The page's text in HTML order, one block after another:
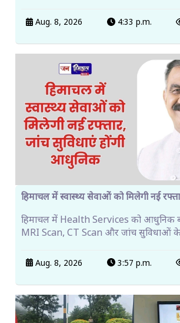
Aug. 8, 2026 4:33 p.m.
हिमाचल में स्वास्थ्य सेवाओं को मिलेगी नई
हिमाचल में Health Services को आधुनिक
MRI Scan, CT Scan और जांच सुविधाओं
Aug. 8, 2026 3:57 p.m.